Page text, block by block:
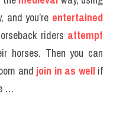
and you’re entertained
riders attempt
horses. Then you can
and join in as well if
…